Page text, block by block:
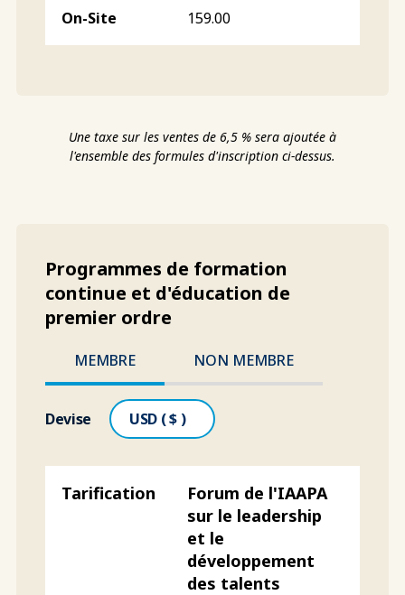
159.00
Une taxe sur les ventes de 6,5 % sera ajoutée à
l'ensemble des formules d'inscription ci-dessus.
Programmes de formation
continue et d'éducation de
premier ordre
MEMBRE NON MEMBRE
Devise
Forum de l'IAAPA
sur le leadership
et le
développement
des talents